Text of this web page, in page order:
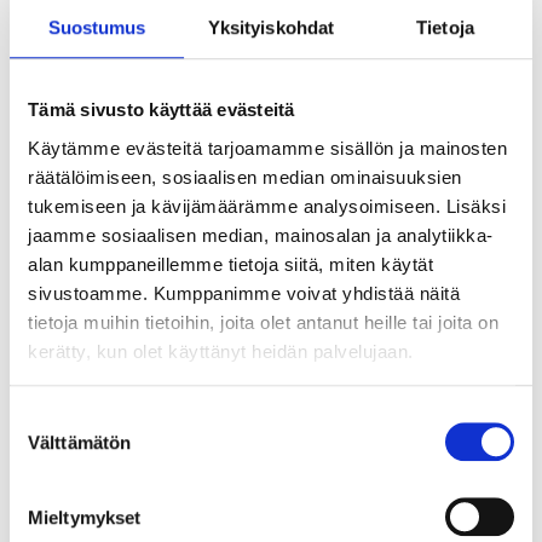
Suostumus Yksityiskohdat Tietoja
Tämä sivusto käyttää evästeitä
Käytämme evästeitä tarjoamamme sisällön ja mainosten
räätälöimiseen, sosiaalisen median ominaisuuksien
tukemiseen ja kävijämäärämme analysoimiseen. Lisäksi
jaamme sosiaalisen median, mainosalan ja analytiikka-
alan kumppaneillemme tietoja siitä, miten käytät
sivustoamme. Kumppanimme voivat yhdistää näitä
tietoja muihin tietoihin, joita olet antanut heille tai joita on
kerätty, kun olet käyttänyt heidän palvelujaan.
valinta
Välttämätön
Mieltymykset
Haemme 1-2 kesätyöntekijää
asiakaspalvelu- ja toimistotehtäviin
Tehtäviisi kuuluu laadukkaan asiakaspalvelun ja myyntityön
lisäksi mm. tilaus- ja toimitusprosessiin liittyviä rutiineja sekä
mahdollisesti muita toimistotöitä (talous, markkinointi,
viestintä).
LUE LISÄÄ
PyeongChangin talviolympialaiset